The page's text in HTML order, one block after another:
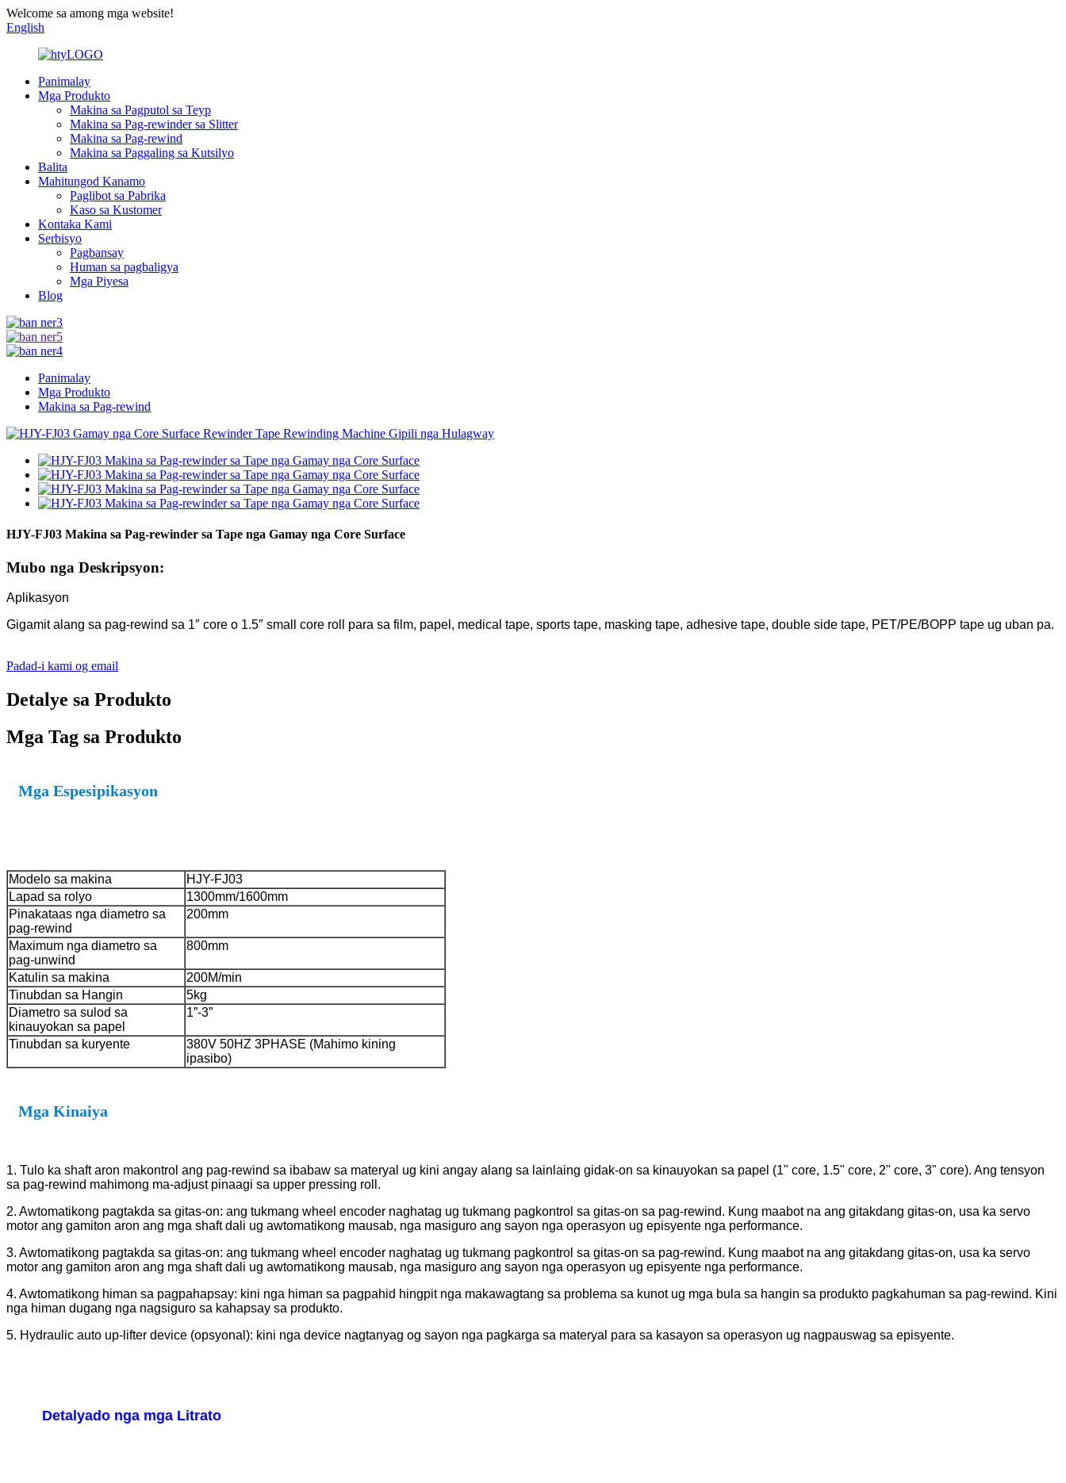
Welcome sa among mga website!
English
Panimalay
Mga Produkto
Makina sa Pagputol sa Teyp
Makina sa Pag-rewinder sa Slitter
Makina sa Pag-rewind
Makina sa Paggaling sa Kutsilyo
Balita
Mahitungod Kanamo
Paglibot sa Pabrika
Kaso sa Kustomer
Kontaka Kami
Serbisyo
Pagbansay
Human sa pagbaligya
Mga Piyesa
Blog
Panimalay
Mga Produkto
Makina sa Pag-rewind
HJY-FJ03 Makina sa Pag-rewinder sa Tape nga Gamay nga Core Surface
Mubo nga Deskripsyon:
Aplikasyon
Gigamit alang sa pag-rewind sa 1″ core o 1.5″ small core roll para sa film, papel, medical tape, sports tape, masking tape, adhesive tape, double side tape, PET/PE/BOPP tape ug uban pa.
Padad-i kami og email
Detalye sa Produkto
Mga Tag sa Produkto
Mga Espesipikasyon
Modelo sa makina
HJY-FJ03
Lapad sa rolyo
1300mm/1600mm
Pinakataas nga diametro sa
pag-rewind
200mm
Maximum nga diametro sa
pag-unwind
800mm
Katulin sa makina
200M/min
Tinubdan sa Hangin
5kg
Diametro sa sulod sa
kinauyokan sa papel
1”-3”
Tinubdan sa kuryente
380V 50HZ 3PHASE (Mahimo kining
ipasibo)
Mga Kinaiya
1. Tulo ka shaft aron makontrol ang pag-rewind sa ibabaw sa materyal ug kini angay alang sa lainlaing gidak-on sa kinauyokan sa papel (1" core, 1.5" core, 2" core, 3" core). Ang tensyon
sa pag-rewind mahimong ma-adjust pinaagi sa upper pressing roll.
2. Awtomatikong pagtakda sa gitas-on: ang tukmang wheel encoder naghatag ug tukmang pagkontrol sa gitas-on sa pag-rewind. Kung maabot na ang gitakdang gitas-on, usa ka servo
motor ang gamiton aron ang mga shaft dali ug awtomatikong mausab, nga masiguro ang sayon ​​nga operasyon ug episyente nga performance.
3. Awtomatikong pagtakda sa gitas-on: ang tukmang wheel encoder naghatag ug tukmang pagkontrol sa gitas-on sa pag-rewind. Kung maabot na ang gitakdang gitas-on, usa ka servo
motor ang gamiton aron ang mga shaft dali ug awtomatikong mausab, nga masiguro ang sayon ​​nga operasyon ug episyente nga performance.
4. Awtomatikong himan sa pagpahapsay: kini nga himan sa pagpahid hingpit nga makawagtang sa problema sa kunot ug mga bula sa hangin sa produkto pagkahuman sa pag-rewind. Kini
nga himan dugang nga nagsiguro sa kahapsay sa produkto.
5. Hydraulic auto up-lifter device (opsyonal): kini nga device nagtanyag og sayon ​​nga pagkarga sa materyal para sa kasayon ​​sa operasyon ug nagpauswag sa episyente.
Detalyado nga mga Litrato